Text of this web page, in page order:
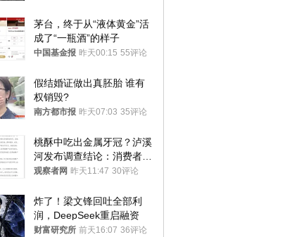
茅台，终于从“液体黄金”活
成了“一瓶酒”的样子
中国基金报 昨天00:15 55评论
假结婚证做出真胚胎 谁有
权销毁?
南方都市报 昨天07:03 35评论
桃酥中吃出金属牙冠？泸溪
河发布调查结论：消费者已
澄清，所发视频情况不属实
观察者网 昨天11:47 30评论
炸了！梁文锋回吐全部利
润，DeepSeek重启融资
财富研究所 前天16:07 36评论